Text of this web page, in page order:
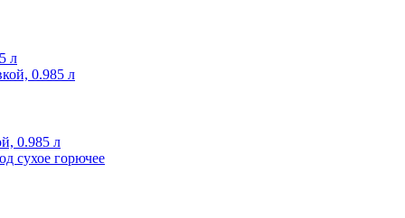
л
0.985 л